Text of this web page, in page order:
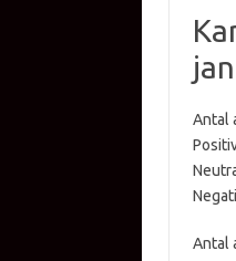
Antal
Antal